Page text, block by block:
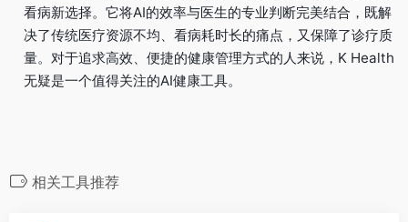
看病新选择。它将AI的效率与医生的专业判断完美结合，既解
决了传统医疗资源不均、看病耗时长的痛点，又保障了诊疗质
量。对于追求高效、便捷的健康管理方式的人来说，K Health
无疑是一个值得关注的AI健康工具。
相关工具推荐